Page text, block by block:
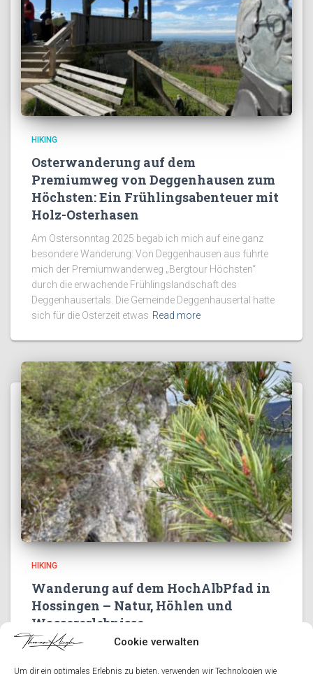
Cookie verwalten
Um dir ein optimales Erlebnis zu bieten, verwenden wir Technologien wie
HIKING
Osterwanderung auf dem
Premiumweg von Deggenhausen zum
Höchsten: Ein Frühlingsabenteuer mit
Holz-Osterhasen
Am Ostersonntag 2025 begab ich mich auf eine ganz
besondere Wanderung: Von Deggenhausen aus führte
mich der Premiumwanderweg „Bergtour Höchsten“
durch die erwachende Frühlingslandschaft des
Deggenhausertals. Die Gemeinde Deggenhausertal hatte
sich für die Osterzeit etwas Read more
HIKING
Wanderung auf dem HochAlbPfad in
Hossingen – Natur, Höhlen und
Wassererlebnisse
Heute führte unsere Wanderung über den